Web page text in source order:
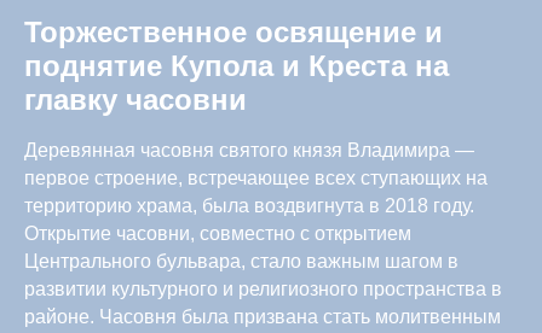
Торжественное освящение и
поднятие Купола и Креста на
главку часовни
Деревянная часовня святого князя Владимира —
первое строение, встречающее всех ступающих на
территорию храма, была воздвигнута в 2018 году.
Открытие часовни, совместно с открытием
Центрального бульвара, стало важным шагом в
развитии культурного и религиозного пространства в
районе. Часовня была призвана стать молитвенным